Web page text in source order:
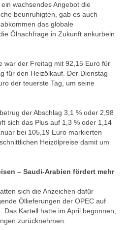
wachsendes Angebot die
beunruhigten, gab es auch
das globale
Ölnachfrage in Zukunft ankurbeln
war der Freitag mit 92,15 Euro für
für den Heizölkauf. Der Dienstag
der teuerste Tag, um seine
der Abschlag 3,1 % oder 2,98
sich das Plus auf 1,3 % oder 1,14
bei 105,19 Euro markierten
Heizölpreise damit um
– Saudi-Arabien fördert mehr
sich die Anzeichen dafür
Öllieferungen der OPEC auf
Das Kartell hatte im April begonnen,
zurücknehmen.